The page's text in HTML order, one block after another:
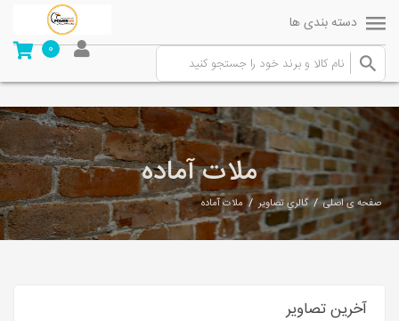
دسته بندی ها
0
ملات آماده
صفحه ی اصلی/گالري تصاوير/ ملات آماده
آخرین تصاویر